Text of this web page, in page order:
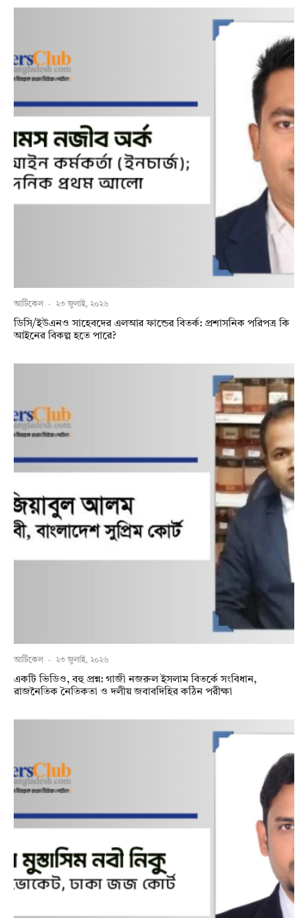
আর্টিকেল · ২৩ জুলাই, ২০২৬
ডিসি/ইউএনও সাহেবদের এলআর ফান্ডের বিতর্ক: প্রশাসনিক পরিপত্র কি
আইনের বিকল্প হতে পারে?
আর্টিকেল · ২৩ জুলাই, ২০২৬
একটি ভিডিও, বহু প্রশ্ন: গাজী নজরুল ইসলাম বিতর্কে সংবিধান,
রাজনৈতিক নৈতিকতা ও দলীয় জবাবদিহির কঠিন পরীক্ষা